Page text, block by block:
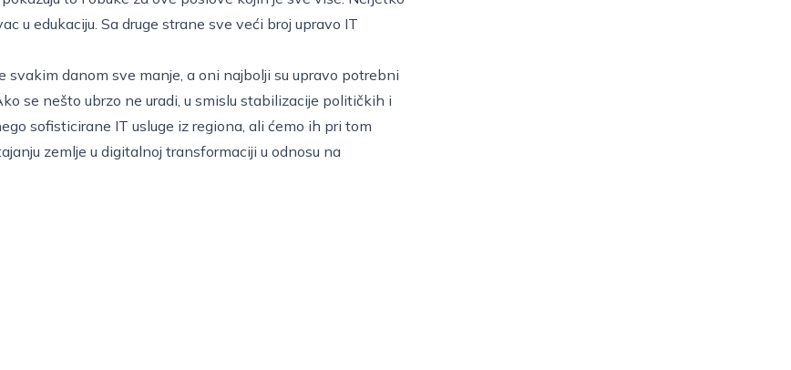
u edukaciju. Sa druge strane sve veći broj upravo IT
danom sve manje, a oni najbolji su upravo potrebni
se nešto ubrzo ne uradi, u smislu stabilizacije političkih i
sofisticirane IT usluge iz regiona, ali ćemo ih pri tom
zemlje u digitalnoj transformaciji u odnosu na